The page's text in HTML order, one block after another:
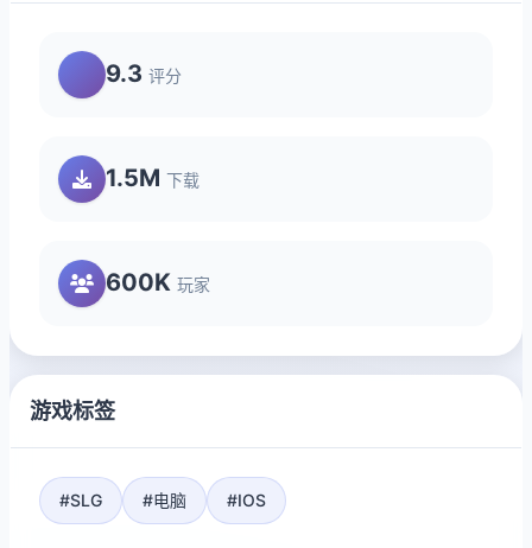
9.3 评分
1.5M 下载
600K 玩家
游戏标签
#SLG #电脑 #IOS